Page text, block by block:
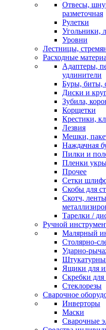
Отвесы,
разметочная
Рулетки
Угольники,
Уровни
Лестницы,
Расходные
Адаптеры,
удлинители
Буры, биты,
Диски и
Зубила,
Корщетки
Крестики,
Лезвия
Мешки,
Наждачная
Пилки и
Пленки
Прочее
Сетки
Скобы для
Скотч,
Тарелки /
Ручной
Малярный
Столярно-
Ударно-
Ящики для
Скребки
Стеклорезы
Сварочное
Инверторы
Маски
Сварочные